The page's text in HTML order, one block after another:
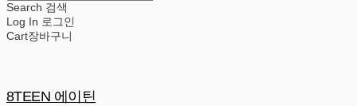
Search 검색
Log In 로그인
Cart장바구니
8TEEN 에이틴